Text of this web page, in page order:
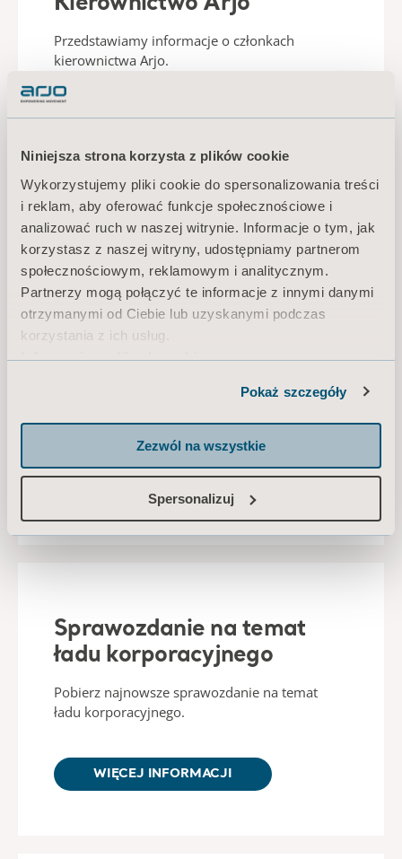
Niniejsza strona korzysta z plików cookie
Wykorzystujemy pliki cookie do spersonalizowania treści
i reklam, aby oferować funkcje społecznościowe i
analizować ruch w naszej witrynie. Informacje o tym, jak
korzystasz z naszej witryny, udostępniamy partnerom
społecznościowym, reklamowym i analitycznym.
Partnerzy mogą połączyć te informacje z innymi danymi
otrzymanymi od Ciebie lub uzyskanymi podczas
korzystania z ich usług.
Informacja o plikach cookie
Pokaż szczegóły
Zezwól na wszystkie
Spersonalizuj
Przedstawiamy informacje o członkach
kierownictwa Arjo.
WIĘCEJ INFORMACJI
Wynagrodzenie
Zasady wynagradzania kadry kierowniczej
wyższego szczebla uchwalone przez
Nadzwyczajne Walne Zgromadzenie w dniu 30
sierpnia 2017 roku znajdują się tutaj.
WIĘCEJ INFORMACJI
O NASZYCH ZASADACH
Sprawozdanie na temat
ładu korporacyjnego
Pobierz najnowsze sprawozdanie na temat
ładu korporacyjnego.
WIĘCEJ INFORMACJI